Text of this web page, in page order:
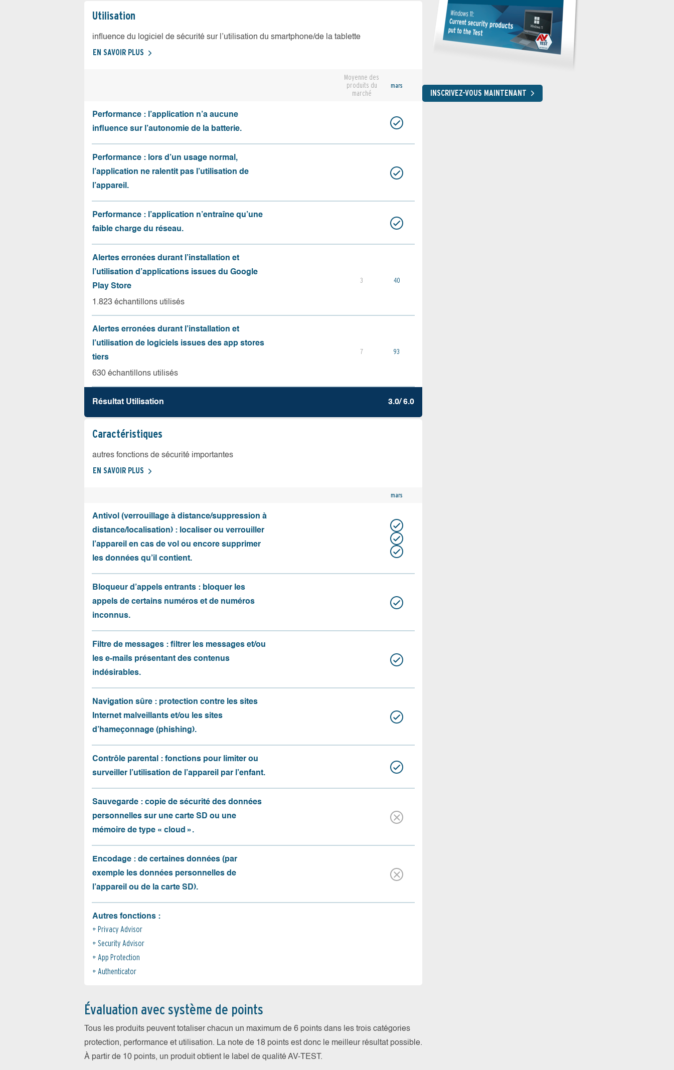
Utilisation
influence du logiciel de sécurité sur l’utilisation du smartphone/de la tablette
EN SAVOIR PLUS
Moyenne des
produits du
marché
mars
Performance : l’application n’a aucune
influence sur l’autonomie de la batterie.
Performance : lors d’un usage normal,
l’application ne ralentit pas l’utilisation de
l’appareil.
Performance : l’application n’entraîne qu’une
faible charge du réseau.
Alertes erronées durant l’installation et
l’utilisation d’applications issues du Google
Play Store
1.823 échantillons utilisés
3 40
Alertes erronées durant l’installation et
l’utilisation de logiciels issues des app stores
tiers
630 échantillons utilisés
7 93
Résultat Utilisation 3.0/ 6.0
Caractéristiques
autres fonctions de sécurité importantes
EN SAVOIR PLUS
mars
Antivol (verrouillage à distance/suppression à
distance/localisation) : localiser ou verrouiller
l’appareil en cas de vol ou encore supprimer
les données qu’il contient.
Bloqueur d’appels entrants : bloquer les
appels de certains numéros et de numéros
inconnus.
Filtre de messages : filtrer les messages et/ou
les e-mails présentant des contenus
indésirables.
Navigation sûre : protection contre les sites
Internet malveillants et/ou les sites
d’hameçonnage (phishing).
Contrôle parental : fonctions pour limiter ou
surveiller l’utilisation de l’appareil par l’enfant.
Sauvegarde : copie de sécurité des données
personnelles sur une carte SD ou une
mémoire de type « cloud ».
Encodage : de certaines données (par
exemple les données personnelles de
l’appareil ou de la carte SD).
Autres fonctions :
Privacy Advisor
Security Advisor
App Protection
Authenticator
Évaluation avec système de points
Tous les produits peuvent totaliser chacun un maximum de 6 points dans les trois catégories
protection, performance et utilisation. La note de 18 points est donc le meilleur résultat possible.
À partir de 10 points, un produit obtient le label de qualité AV-TEST.
INSCRIVEZ-VOUS MAINTENANT